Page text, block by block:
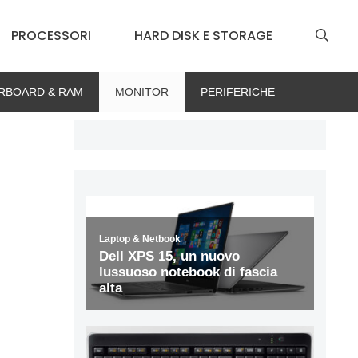
PROCESSORI HARD DISK E STORAGE
& RAM MONITOR PERIFERICHE